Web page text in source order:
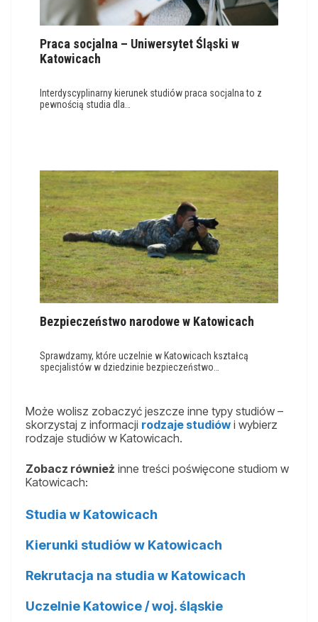
Praca socjalna – Uniwersytet Śląski w
Katowicach
Interdyscyplinarny kierunek studiów praca socjalna to z
pewnością studia dla…
Bezpieczeństwo narodowe w Katowicach
Sprawdzamy, które uczelnie w Katowicach kształcą
specjalistów w dziedzinie bezpieczeństwo…
Może wolisz zobaczyć jeszcze inne typy studiów –
skorzystaj z informacji rodzaje studiów i wybierz
rodzaje studiów w Katowicach.
Zobacz również inne treści poświęcone studiom w
Katowicach:
Studia w Katowicach
Kierunki studiów w Katowicach
Rekrutacja na studia w Katowicach
Uczelnie Katowice / woj. śląskie